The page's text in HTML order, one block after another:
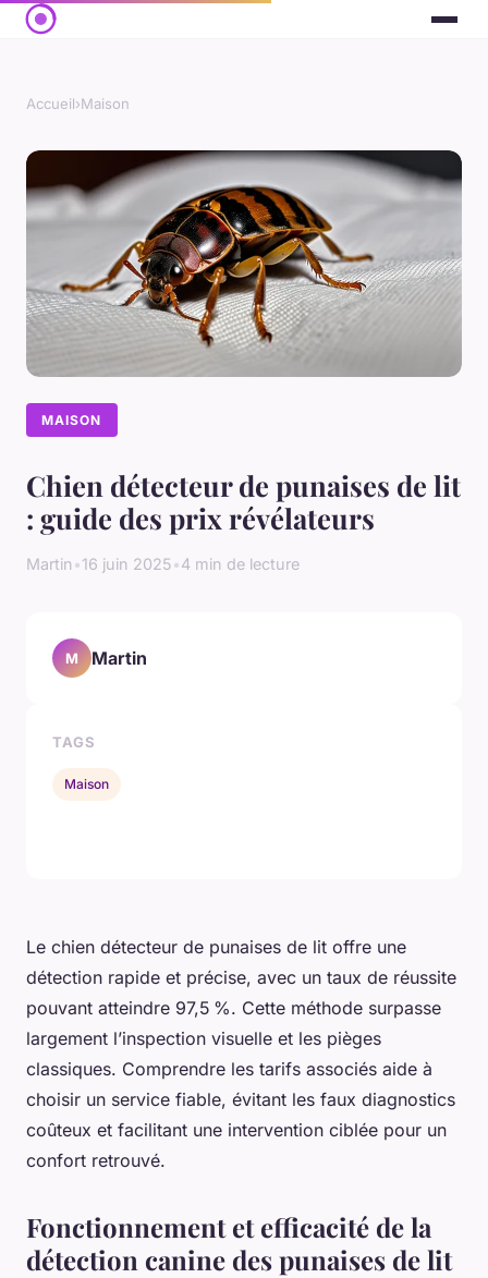
Accueil›Maison
MAISON
Chien détecteur de punaises de lit
: guide des prix révélateurs
Martin•16 juin 2025•4 min de lecture
Le chien détecteur de punaises de lit offre une
détection rapide et précise, avec un taux de réussite
pouvant atteindre 97,5 %. Cette méthode surpasse
largement l’inspection visuelle et les pièges
classiques. Comprendre les tarifs associés aide à
choisir un service fiable, évitant les faux diagnostics
coûteux et facilitant une intervention ciblée pour un
confort retrouvé.
Fonctionnement et efficacité de la
détection canine des punaises de lit
M Martin
TAGS
Maison